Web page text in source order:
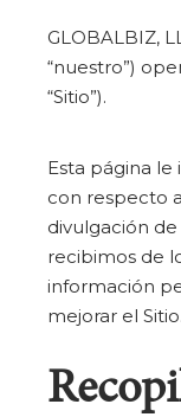
GLOBALBIZ,
“nuestro”)
“Sitio”).
Esta página
con respecto
divulgación
recibimos de
información
mejorar el Sitio.